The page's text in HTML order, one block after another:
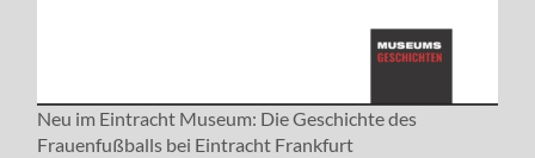
Neu im Eintracht Museum: Die Geschichte des
Frauenfußballs bei Eintracht Frankfurt